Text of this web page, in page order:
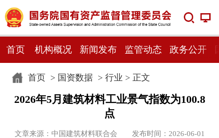
首页 机构概况 新闻发布 监管动态 政务公开
首页> 国资数据> 行业 > 正文
2026年5月建筑材料工业景气指数为100.8
点
文章来源：中国建筑材料联合会 发布时间：2026-06-01